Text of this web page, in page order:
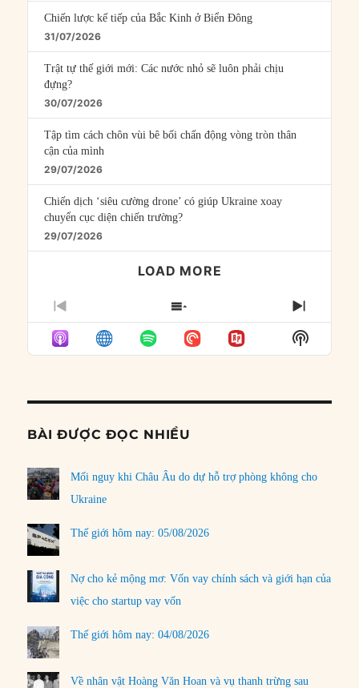
Chiến lược kế tiếp của Bắc Kinh ở Biển Đông
31/07/2026
Trật tự thế giới mới: Các nước nhỏ sẽ luôn phải chịu
đựng?
30/07/2026
Tập tìm cách chôn vùi bê bối chấn động vòng tròn thân
cận của mình
29/07/2026
Chiến dịch ‘siêu cường drone’ có giúp Ukraine xoay
chuyển cục diện chiến trường?
29/07/2026
LOAD MORE
PREVIOUS
EPISODE
SHOW
EPISODES
LIST
NEXT
Show
Podcast
BÀI ĐƯỢC ĐỌC NHIỀU
Mối nguy khi Châu Âu do dự hỗ trợ phòng không cho
Ukraine
Thế giới hôm nay: 05/08/2026
Nợ cho kẻ mộng mơ: Vốn vay chính sách và giới hạn của
việc cho startup vay vốn
Thế giới hôm nay: 04/08/2026
Về nhân vật Hoàng Văn Hoan và vụ thanh trừng sau